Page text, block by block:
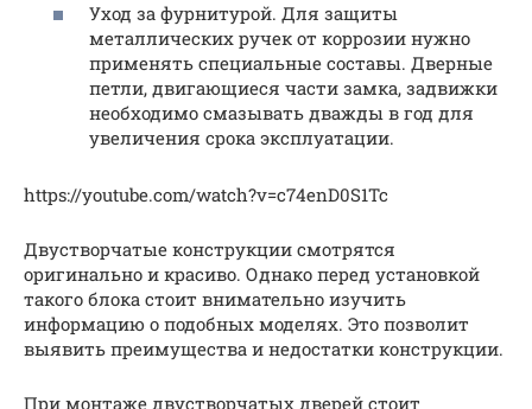
Уход за фурнитурой. Для защиты
металлических ручек от коррозии нужно
применять специальные составы. Дверные
петли, двигающиеся части замка, задвижки
необходимо смазывать дважды в год для
увеличения срока эксплуатации.
https://youtube.com/watch?v=c74enD0S1Tc
Двустворчатые конструкции смотрятся
оригинально и красиво. Однако перед установкой
такого блока стоит внимательно изучить
информацию о подобных моделях. Это позволит
выявить преимущества и недостатки конструкции.
При монтаже двустворчатых дверей стоит